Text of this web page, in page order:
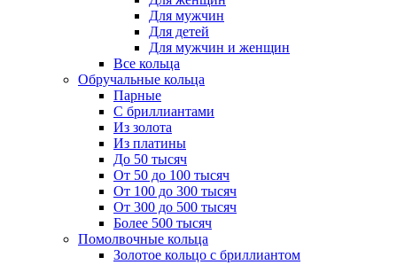
Для мужчин
Для детей
Для мужчин и женщин
Все кольца
Обручальные кольца
Парные
С бриллиантами
Из золота
Из платины
До 50 тысяч
От 50 до 100 тысяч
От 100 до 300 тысяч
От 300 до 500 тысяч
Более 500 тысяч
Помолвочные кольца
Золотое кольцо с бриллиантом